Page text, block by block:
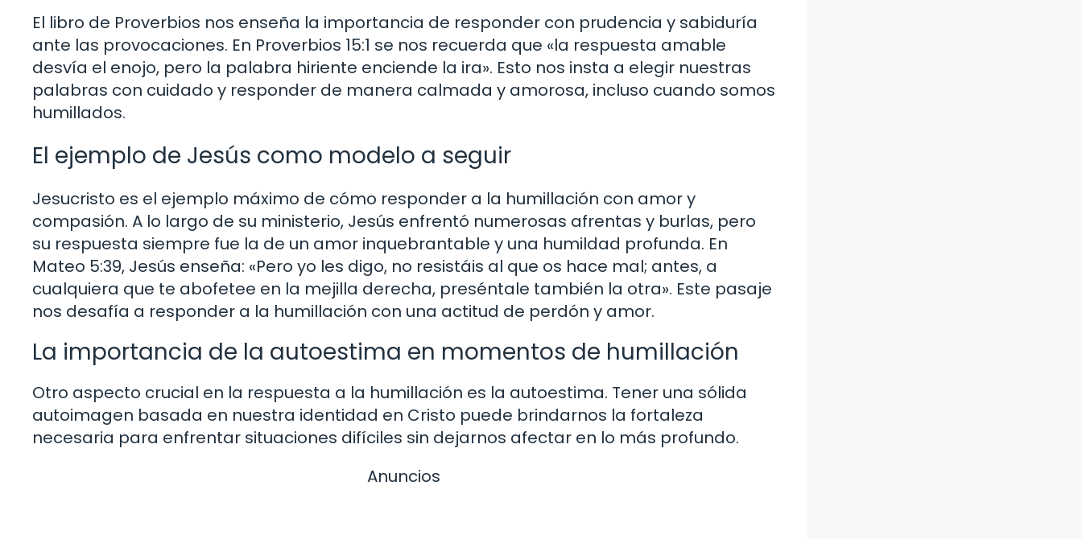
El libro de Proverbios nos enseña la importancia de responder con prudencia y sabiduría
ante las provocaciones. En Proverbios 15:1 se nos recuerda que «la respuesta amable
desvía el enojo, pero la palabra hiriente enciende la ira». Esto nos insta a elegir nuestras
palabras con cuidado y responder de manera calmada y amorosa, incluso cuando somos
humillados.
El ejemplo de Jesús como modelo a seguir
Jesucristo es el ejemplo máximo de cómo responder a la humillación con amor y
compasión. A lo largo de su ministerio, Jesús enfrentó numerosas afrentas y burlas, pero
su respuesta siempre fue la de un amor inquebrantable y una humildad profunda. En
Mateo 5:39, Jesús enseña: «Pero yo les digo, no resistáis al que os hace mal; antes, a
cualquiera que te abofetee en la mejilla derecha, preséntale también la otra». Este pasaje
nos desafía a responder a la humillación con una actitud de perdón y amor.
La importancia de la autoestima en momentos de humillación
Otro aspecto crucial en la respuesta a la humillación es la autoestima. Tener una sólida
autoimagen basada en nuestra identidad en Cristo puede brindarnos la fortaleza
necesaria para enfrentar situaciones difíciles sin dejarnos afectar en lo más profundo.
Anuncios